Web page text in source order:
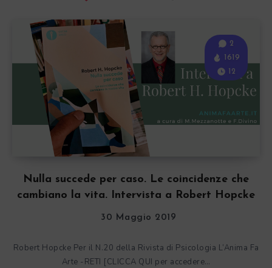
Nulla succede per caso. Le coincidenze che
cambiano la vita. Intervista a Robert Hopcke
2
1619
12
30 Maggio 2019
Robert Hopcke Per il N.20 della Rivista di Psicologia L’Anima Fa
Arte -RETI [CLICCA QUI per accedere…